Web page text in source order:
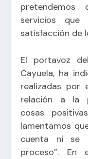
servicios
satisfacción de
El portavoz
Cayuela, ha
realizadas por
relación a la
cosas
lamentamos
cuenta ni se
proceso”. En